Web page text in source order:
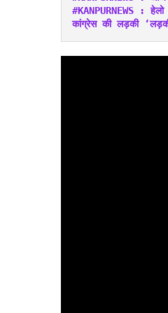
#KANPURNEWS :
कांग्रेस की लड़की